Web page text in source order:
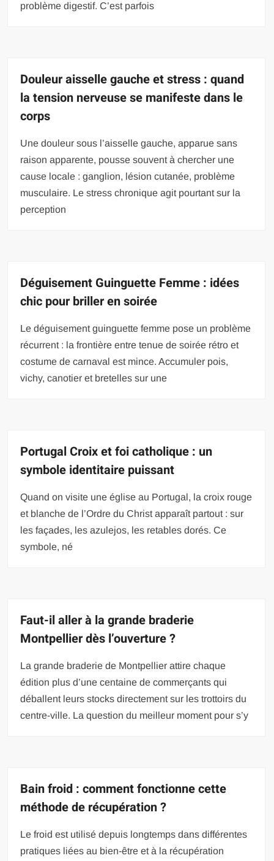
problème digestif. C’est parfois
Douleur aisselle gauche et stress : quand
la tension nerveuse se manifeste dans le
corps
Une douleur sous l’aisselle gauche, apparue sans
raison apparente, pousse souvent à chercher une
cause locale : ganglion, lésion cutanée, problème
musculaire. Le stress chronique agit pourtant sur la
perception
Déguisement Guinguette Femme : idées
chic pour briller en soirée
Le déguisement guinguette femme pose un problème
récurrent : la frontière entre tenue de soirée rétro et
costume de carnaval est mince. Accumuler pois,
vichy, canotier et bretelles sur une
Portugal Croix et foi catholique : un
symbole identitaire puissant
Quand on visite une église au Portugal, la croix rouge
et blanche de l’Ordre du Christ apparaît partout : sur
les façades, les azulejos, les retables dorés. Ce
symbole, né
Faut-il aller à la grande braderie
Montpellier dès l’ouverture ?
La grande braderie de Montpellier attire chaque
édition plus d’une centaine de commerçants qui
déballent leurs stocks directement sur les trottoirs du
centre-ville. La question du meilleur moment pour s’y
Bain froid : comment fonctionne cette
méthode de récupération ?
Le froid est utilisé depuis longtemps dans différentes
pratiques liées au bien-être et à la récupération